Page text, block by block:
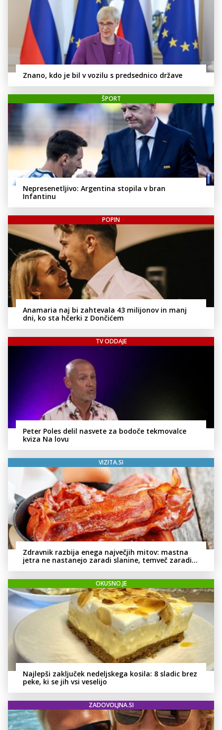
Znano, kdo je bil v vozilu s predsednico države
ŠPORT
Nepresenetljivo: Argentina stopila v bran
Infantinu
POPIN
Anamaria naj bi zahtevala 43 milijonov in manj
dni, ko sta hčerki z Dončićem
TV ODDAJE
Peter Poles delil nasvete za bodoče tekmovalce
kviza Na lovu
VIZITA.SI
Zdravnik razbija enega največjih mitov: mastna
jetra ne nastanejo zaradi slanine, temveč zaradi
OKUSNO.JE
Najlepši zaključek nedeljskega kosila: 8 sladic brez
peke, ki se jih vsi veselijo
ZADOVOLJNA.SI